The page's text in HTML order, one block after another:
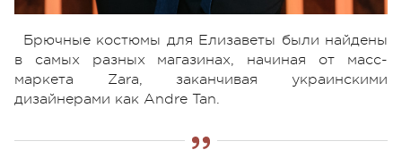
Брючные костюмы для Елизаветы были найдены
в самых разных магазинах, начиная от масс-
маркета Zara, заканчивая украинскими
дизайнерами как Andre Tan.